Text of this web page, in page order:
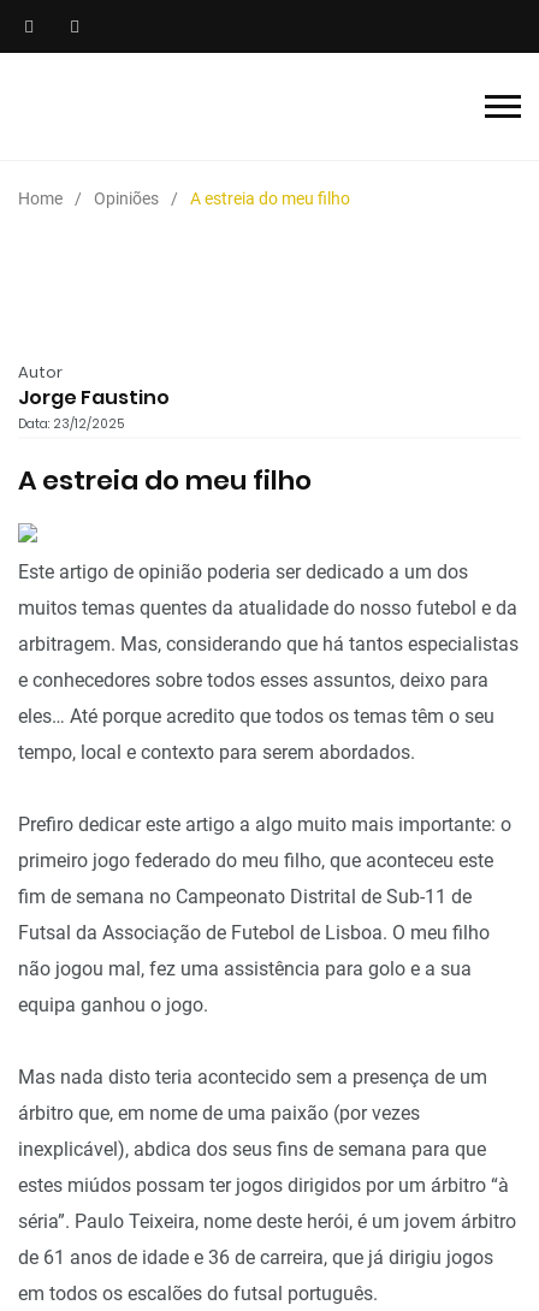
Home Opiniões A estreia do meu filho
Autor
Jorge Faustino
Data: 23/12/2025
A estreia do meu filho
Este artigo de opinião poderia ser dedicado a um dos
muitos temas quentes da atualidade do nosso futebol e da
arbitragem. Mas, considerando que há tantos especialistas
e conhecedores sobre todos esses assuntos, deixo para
eles… Até porque acredito que todos os temas têm o seu
tempo, local e contexto para serem abordados.
Prefiro dedicar este artigo a algo muito mais importante: o
primeiro jogo federado do meu filho, que aconteceu este
fim de semana no Campeonato Distrital de Sub-11 de
Futsal da Associação de Futebol de Lisboa. O meu filho
não jogou mal, fez uma assistência para golo e a sua
equipa ganhou o jogo.
Mas nada disto teria acontecido sem a presença de um
árbitro que, em nome de uma paixão (por vezes
inexplicável), abdica dos seus fins de semana para que
estes miúdos possam ter jogos dirigidos por um árbitro “à
séria”. Paulo Teixeira, nome deste herói, é um jovem árbitro
de 61 anos de idade e 36 de carreira, que já dirigiu jogos
em todos os escalões do futsal português.